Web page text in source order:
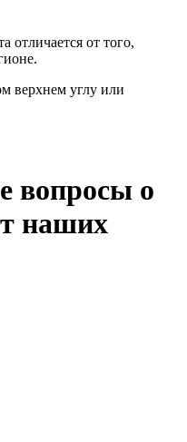
отличается от того,
верхнем углу или
вопросы о
наших